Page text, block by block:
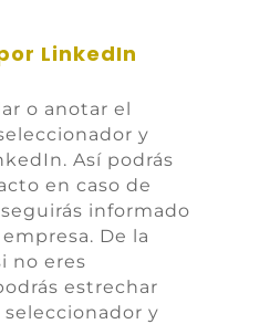
LinkedIn
o anotar el
y
Así podrás
en caso de
informado
De la
no eres
estrechar
y